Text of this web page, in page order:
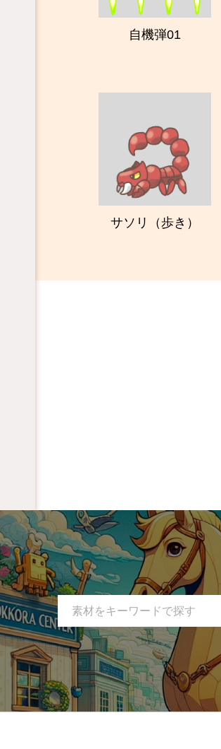
自機弾01
サソリ（歩き）